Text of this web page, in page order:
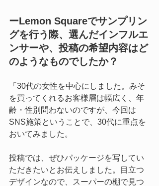
ーLemon Squareでサンプリン
グを行う際、選んだインフルエ
ンサーや、投稿の希望内容はど
のようなものでしたか？
「30代の女性を中心にしました。みそ
を買ってくれるお客様層は幅広く、年
齢・性別問わないのですが、今回は
SNS施策ということで、30代に重点を
おいてみました。
投稿では、ぜひパッケージを写してい
ただきたいとお伝えしました。目立つ
デザインなので、スーパーの棚で見つ